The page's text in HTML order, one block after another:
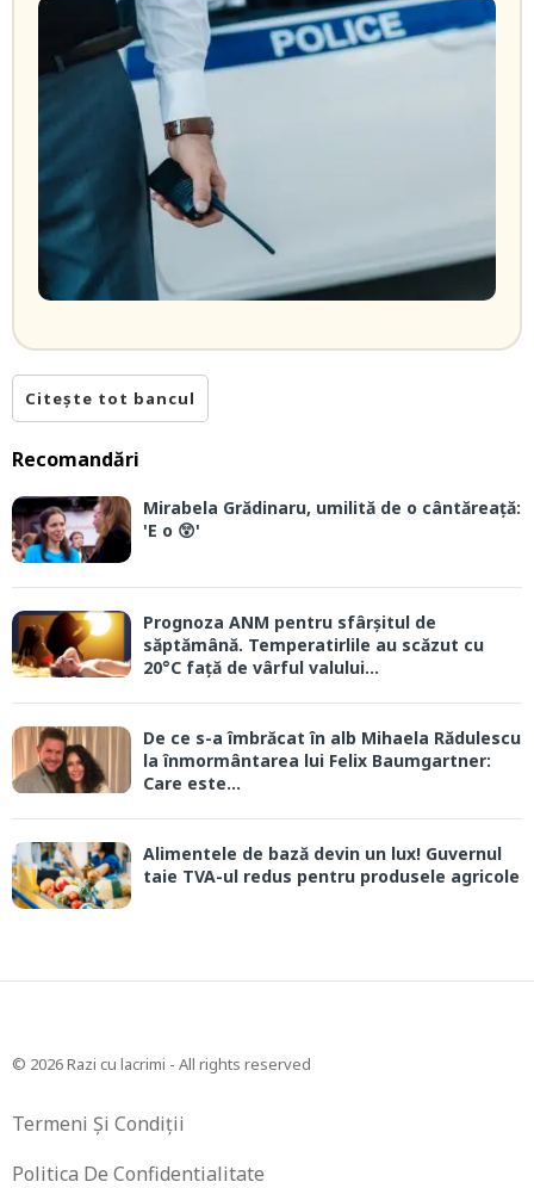
Citește tot bancul
Recomandări
Mirabela Grădinaru, umilită de o cântăreață:
'E o 😲'
Prognoza ANM pentru sfârșitul de
săptămână. Temperatirlile au scăzut cu
20°C față de vârful valului...
De ce s-a îmbrăcat în alb Mihaela Rădulescu
la înmormântarea lui Felix Baumgartner:
Care este...
Alimentele de bază devin un lux! Guvernul
taie TVA-ul redus pentru produsele agricole
© 2026 Razi cu lacrimi - All rights reserved
Termeni Și Condiții
Politica De Confidentialitate